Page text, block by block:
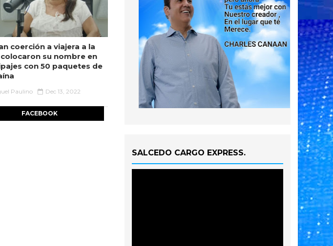
coerción a viajera a la
su nombre en
con 50 paquetes de
Paulino Dec 13, 2022
FACEBOOK
SALCEDO CARGO EXPRESS.